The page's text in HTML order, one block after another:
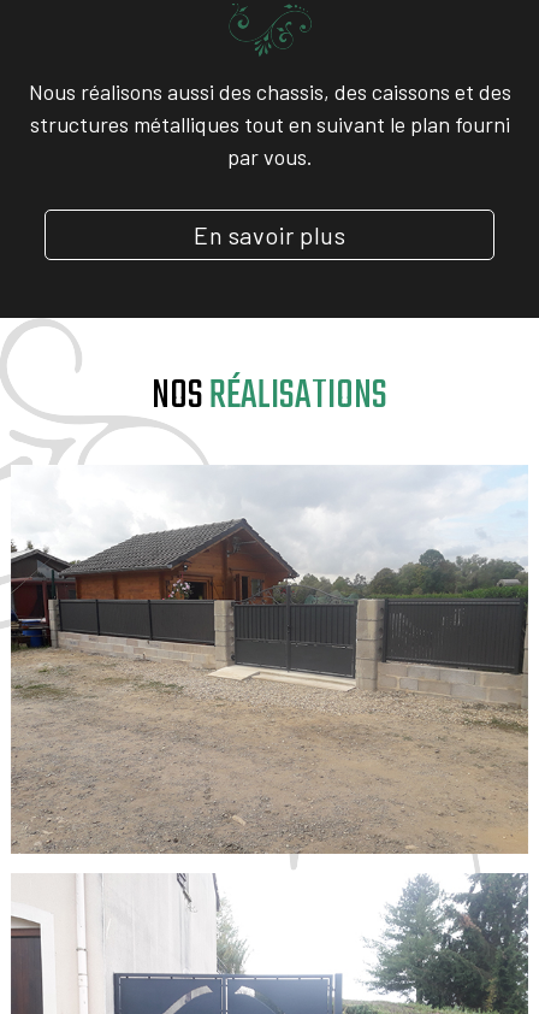
Nous réalisons aussi des chassis, des caissons et des
structures métalliques tout en suivant le plan fourni
par vous.
En savoir plus
NOSRÉALISATIONS